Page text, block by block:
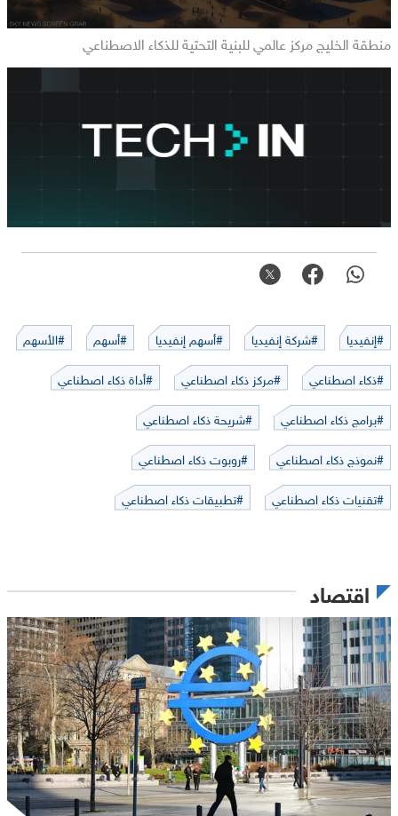
منطقة الخليج مركز عالمي للبنية التحتية للذكاء الاصطناعي
#إنفيديا #شركة إنفيديا #أسهم إنفيديا #أسهم
#الأسهم
#ذكاء اصطناعي
#مركز ذكاء اصطناعي
#أداة ذكاء اصطناعي
#برامج ذكاء اصطناعي
#شريحة ذكاء اصطناعي
#نموذج ذكاء اصطناعي
#روبوت ذكاء اصطناعي
#تقنيات ذكاء اصطناعي
#تطبيقات ذكاء اصطناعي
اقتصاد